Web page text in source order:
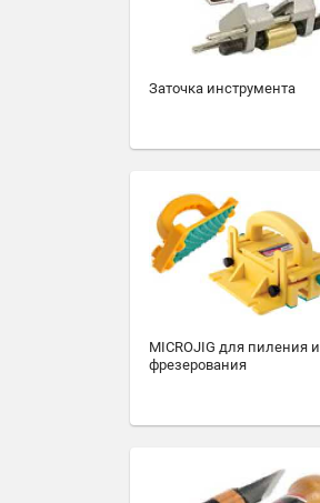
Заточка инструмента
MICROJIG для пиления и
фрезерования